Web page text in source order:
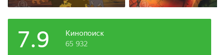
Кинопоиск
7.9 65 932